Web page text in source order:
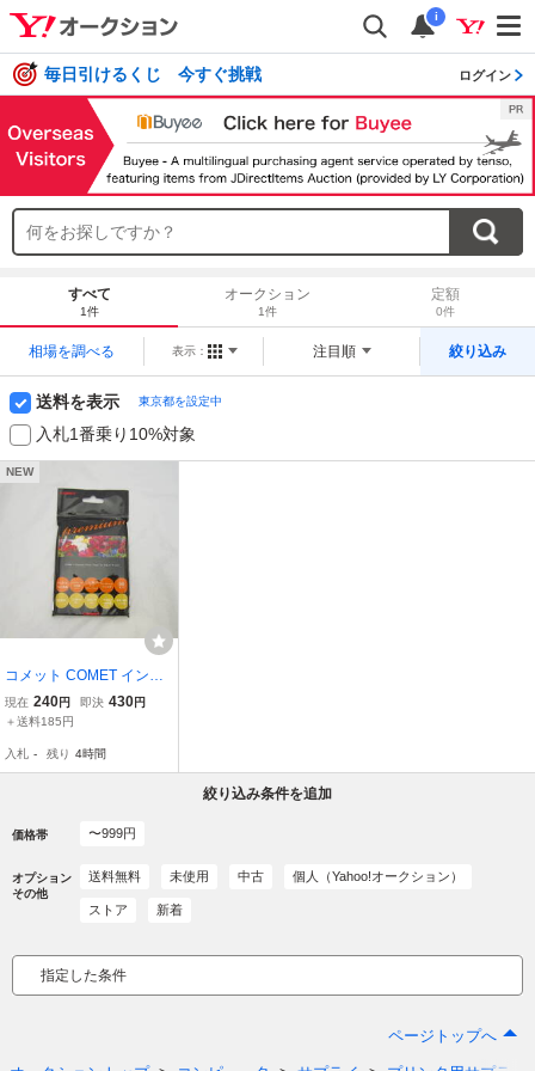
i
毎日引けるくじ 今すぐ挑戦 ログイン
すべて
1件
オークション
1件
定額
0件
相場を調べる 表示： 注目順 絞り込み
送料を表示 東京都を設定中
入札1番乗り10%対象
NEW
コメット COMET インク
ジェットプリンター専用
写真用紙 プレミアム 光沢
現在 240円 即決 430円
＋送料185円
入札 - 残り 4時間
絞り込み条件を追加
価格帯 〜999円
オプション
その他
送料無料 未使用 中古 個人（Yahoo!オークション）
ストア 新着
指定した条件
ページトップへ